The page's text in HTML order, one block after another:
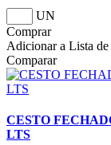
UN
Comprar
Adicionar a Lista de
Comparar
CESTO
LTS